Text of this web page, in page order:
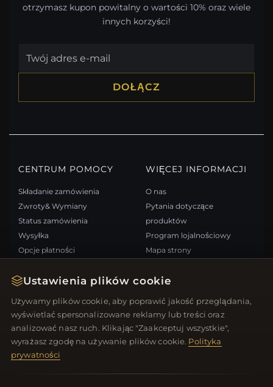
Ustawienia plików cookie
Używamy plików cookie, aby poprawić jakość przeglądania,
wyświetlać spersonalizowane reklamy lub treści oraz
analizować nasz ruch. Klikając "Zaakceptuj wszystkie",
wyrażasz zgodę na używanie plików cookie. Polityka
prywatności
otrzymasz kupon powitalny o wartości 10% oraz wiele
innych korzyści!
DOŁĄCZ
CENTRUM POMOCY
Składanie zamówienia
Zwroty& Wymiany
Status zamówienia
Wysyłka
Opcje płatności
Skontaktuj się z nami
WIĘCEJ INFORMACJI
O nas
Pytania dotyczące
produktów
Program lojalnościowy
Mapa strony
Kupony rabatowe
SZYBKIE LINKI
Nowe produkty
ŚLEDŹ NAS
METODY PŁATNOŚCI